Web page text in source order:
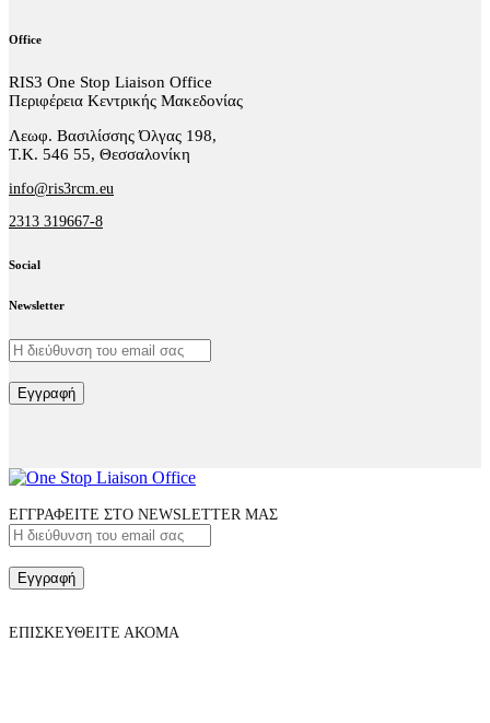
Office
RIS3 One Stop Liaison Office
Περιφέρεια Κεντρικής Μακεδονίας
Λεωφ. Βασιλίσσης Όλγας 198,
Τ.Κ. 546 55, Θεσσαλονίκη
info@ris3rcm.eu
2313 319667-8
Social
facebook-
linkedin
twitter-
Newsletter
Εγγραφή
ΕΓΓΡΑΦΕΙΤΕ ΣΤΟ NEWSLETTER ΜΑΣ
Εγγραφή
ΕΠΙΣΚΕΥΘΕΙΤΕ ΑΚΟΜΑ